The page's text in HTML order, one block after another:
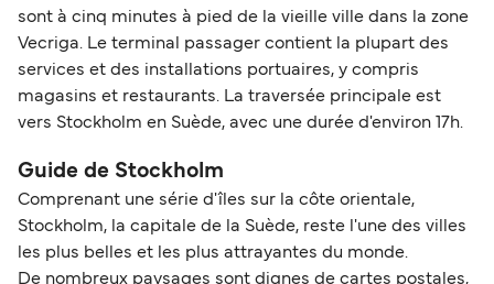
sont à cinq minutes à pied de la vieille ville dans la zone
Vecriga. Le terminal passager contient la plupart des
services et des installations portuaires, y compris
magasins et restaurants. La traversée principale est
vers Stockholm en Suède, avec une durée d'environ 17h.
Guide de Stockholm
Comprenant une série d'îles sur la côte orientale,
Stockholm, la capitale de la Suède, reste l'une des villes
les plus belles et les plus attrayantes du monde.
De nombreux paysages sont dignes de cartes postales,